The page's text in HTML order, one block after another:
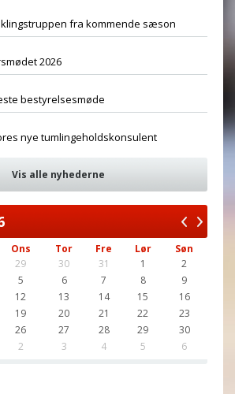
fra kommende sæson
2026
bestyrelsesmøde
nye tumlingeholdskonsulent
Vis alle nyhederne
Ons Tor Fre Lør
Søn
29 30 31 1
2
5 6 7 8
9
12 13 14 15
16
19 20 21 22
23
26 27 28 29
30
2 3 4 5 6